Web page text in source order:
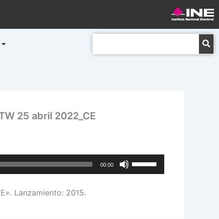
25 abril 2022_CE
00:00
las
Lanzamiento: 2015.